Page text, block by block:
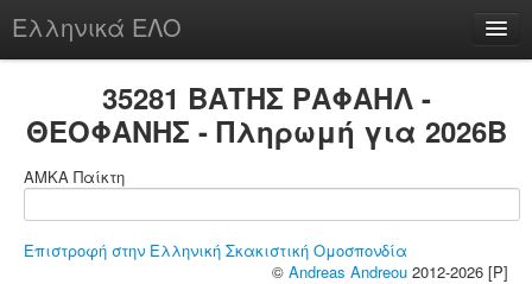
Ελληνικά ΕΛΟ
chesstu.be @ discord
35281 ΒΑΤΗΣ ΡΑΦΑΗΛ -
ΘΕΟΦΑΝΗΣ - Πληρωμή για 2026B
ΑΜΚΑ Παίκτη
Επιστροφή στην Ελληνική Σκακιστική Ομοσπονδία
© Andreas Andreou 2012-2026 [P]